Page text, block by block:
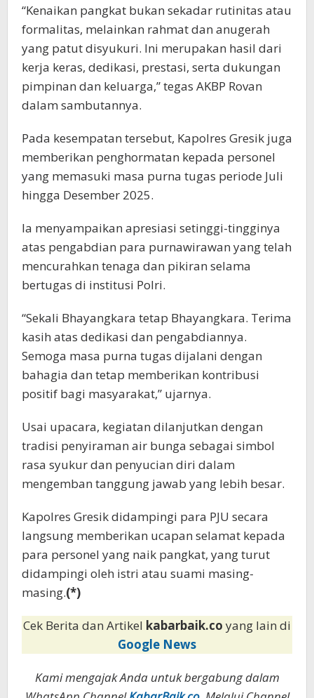
“Kenaikan pangkat bukan sekadar rutinitas atau
formalitas, melainkan rahmat dan anugerah
yang patut disyukuri. Ini merupakan hasil dari
kerja keras, dedikasi, prestasi, serta dukungan
pimpinan dan keluarga,” tegas AKBP Rovan
dalam sambutannya.
Pada kesempatan tersebut, Kapolres Gresik juga
memberikan penghormatan kepada personel
yang memasuki masa purna tugas periode Juli
hingga Desember 2025.
Ia menyampaikan apresiasi setinggi-tingginya
atas pengabdian para purnawirawan yang telah
mencurahkan tenaga dan pikiran selama
bertugas di institusi Polri.
“Sekali Bhayangkara tetap Bhayangkara. Terima
kasih atas dedikasi dan pengabdiannya.
Semoga masa purna tugas dijalani dengan
bahagia dan tetap memberikan kontribusi
positif bagi masyarakat,” ujarnya.
Usai upacara, kegiatan dilanjutkan dengan
tradisi penyiraman air bunga sebagai simbol
rasa syukur dan penyucian diri dalam
mengemban tanggung jawab yang lebih besar.
Kapolres Gresik didampingi para PJU secara
langsung memberikan ucapan selamat kepada
para personel yang naik pangkat, yang turut
didampingi oleh istri atau suami masing-
masing.(*)
Cek Berita dan Artikel kabarbaik.co yang lain di
Google News
Kami mengajak Anda untuk bergabung dalam